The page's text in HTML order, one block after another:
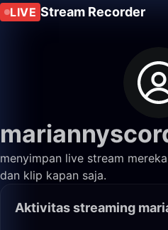
LIVE Stream Recorder
menyimpan live stream
dan klip kapan saja.
Aktivitas streaming